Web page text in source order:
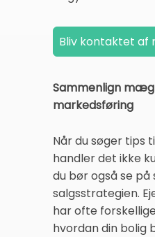
Sammenlign
markedsføring
Når du søger tips
handler det ikke
du bør også se på
salgsstrategien.
har ofte
hvordan din bolig